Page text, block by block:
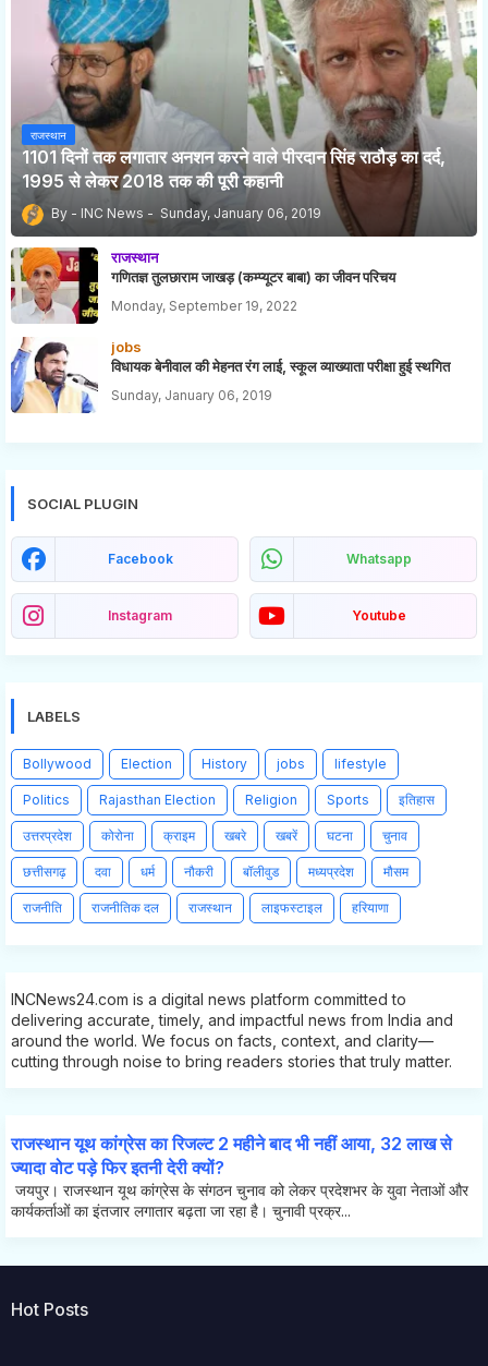
राजस्थान
1101 दिनों तक लगातार अनशन करने वाले पीरदान सिंह राठौड़ का दर्द,
1995 से लेकर 2018 तक की पूरी कहानी
INC News Sunday, January 06, 2019
राजस्थान
गणितज्ञ तुलछाराम जाखड़ (कम्प्यूटर बाबा) का जीवन परिचय
Monday, September 19, 2022
jobs
विधायक बेनीवाल की मेहनत रंग लाई, स्कूल व्याख्याता परीक्षा हुई स्थगित
Sunday, January 06, 2019
SOCIAL PLUGIN
Facebook Whatsapp
Instagram Youtube
LABELS
Bollywood Election History jobs lifestyle
Politics Rajasthan Election Religion Sports इतिहास
उत्तरप्रदेश कोरोना क्राइम खबरे खबरें घटना चुनाव
छत्तीसगढ़ दवा धर्म नौकरी बॉलीवुड मध्यप्रदेश मौसम
राजनीति राजनीतिक दल राजस्थान लाइफस्टाइल हरियाणा
INCNews24.com is a digital news platform committed to
delivering accurate, timely, and impactful news from India and
around the world. We focus on facts, context, and clarity—
cutting through noise to bring readers stories that truly matter.
राजस्थान यूथ कांग्रेस का रिजल्ट 2 महीने बाद भी नहीं आया, 32 लाख से
ज्यादा वोट पड़े फिर इतनी देरी क्यों?
जयपुर। राजस्थान यूथ कांग्रेस के संगठन चुनाव को लेकर प्रदेशभर के युवा नेताओं और
कार्यकर्ताओं का इंतजार लगातार बढ़ता जा रहा है। चुनावी प्रक्र...
Hot Posts